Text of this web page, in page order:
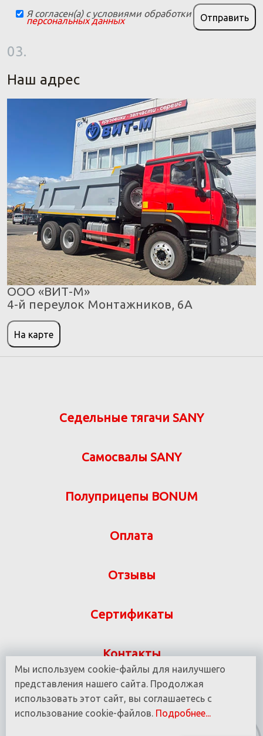
Я согласен(а) с условиями обработки
персональных данных Отправить
03.
Наш адрес
ООО «ВИТ-М»
4-й переулок Монтажников, 6А
На карте
Седельные тягачи SANY
Самосвалы SANY
Полуприцепы BONUM
Оплата
Отзывы
Сертификаты
Контакты
Указанная на сайте информация не является
публичной офертой ООО «ВИТ-М» УНП 190780937
© 2016 - 2025 Все права защищены.
Мы используем cookie-файлы для наилучшего
представления нашего сайта. Продолжая
использовать этот сайт, вы соглашаетесь с
использование cookie-файлов. Подробнее...